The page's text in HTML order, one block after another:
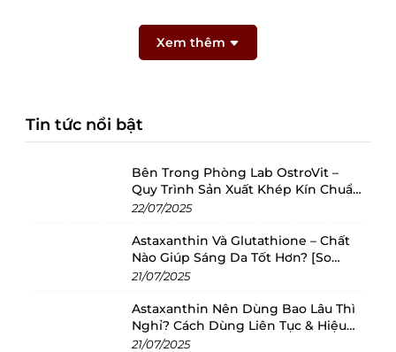
Xem thêm
Tin tức nổi bật
Bên Trong Phòng Lab OstroVit –
Quy Trình Sản Xuất Khép Kín Chuẩn
Châu Âu
22/07/2025
Astaxanthin Và Glutathione – Chất
Nào Giúp Sáng Da Tốt Hơn? [So
Sánh 2025]
21/07/2025
Astaxanthin Nên Dùng Bao Lâu Thì
Nghỉ? Cách Dùng Liên Tục & Hiệu
Quả Nhất
21/07/2025